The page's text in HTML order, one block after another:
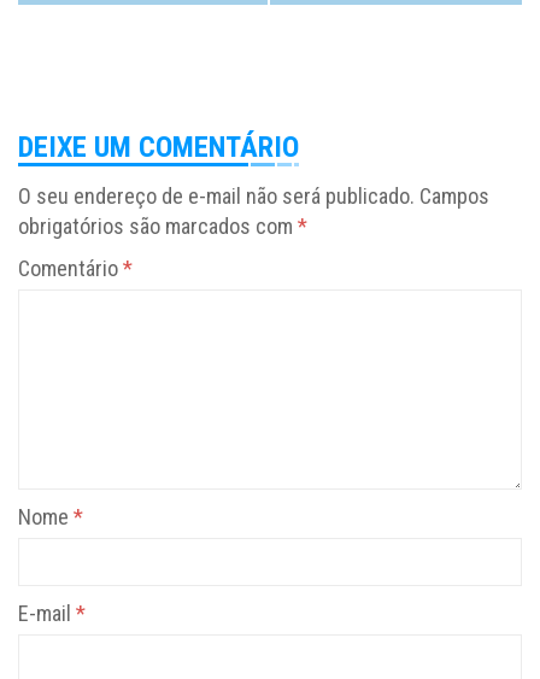
DEIXE UM COMENTÁRIO
O seu endereço de e-mail não será publicado. Campos
obrigatórios são marcados com *
Comentário*
Nome *
E-mail *